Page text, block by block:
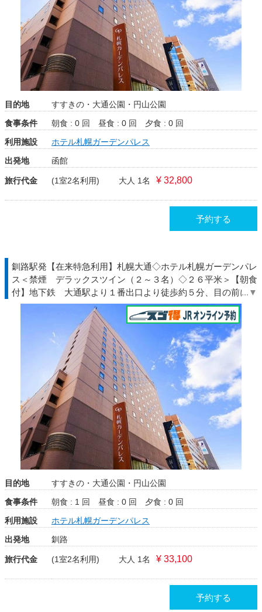
目的地
すすきの・大通公園・円山公園
食事条件
朝食 : 0 回 昼食 : 0 回
夕食 : 0 回
利用施設
ホテル札幌ガーデンパレス
出発地
函館
旅行代金 (1室2名利用) 大人 1名 ¥ 32,800
予約する
釧路駅発【在来特急利用】札幌大通◇ホテル札幌ガーデンパレ
ス＜禁煙 デラックスツイン（２～３名）◇２６平米＞【朝食
付】地下鉄 大通駅より１番出口より徒歩約５分、目の前に道
庁♪◆北海道◇ＪＲきっぷ駅受取
目的地
すすきの・大通公園・円山公園
食事条件
朝食 : 1 回 昼食 : 0 回
夕食 : 0 回
利用施設
ホテル札幌ガーデンパレス
出発地
釧路
旅行代金 (1室2名利用) 大人 1名 ¥ 33,100
予約する